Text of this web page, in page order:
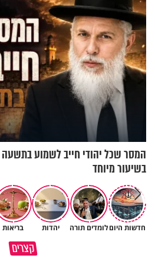
המסר שכל יהודי חייב לשמוע
בשיעור מיוחד
חדשות היוםלומדים תורה יהדות בריאות
קצרים
הבן שלך לא מרגיש כלום, אין לך